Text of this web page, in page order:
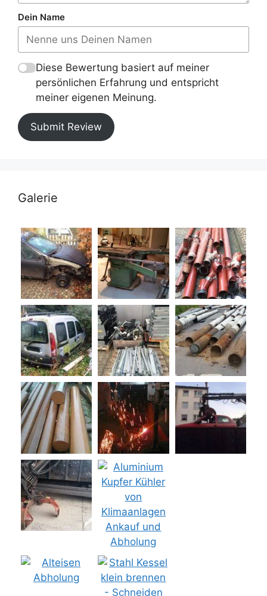
Dein Name
Diese Bewertung basiert auf meiner
persönlichen Erfahrung und entspricht
meiner eigenen Meinung.
Submit Review
Galerie